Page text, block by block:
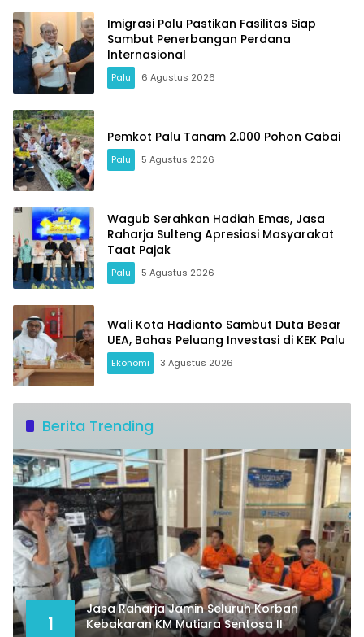
Imigrasi Palu Pastikan Fasilitas Siap
Sambut Penerbangan Perdana
Internasional
Palu 6 Agustus 2026
Pemkot Palu Tanam 2.000 Pohon Cabai
Palu 5 Agustus 2026
Wagub Serahkan Hadiah Emas, Jasa
Raharja Sulteng Apresiasi Masyarakat
Taat Pajak
Palu 5 Agustus 2026
Wali Kota Hadianto Sambut Duta Besar
UEA, Bahas Peluang Investasi di KEK Palu
Ekonomi 3 Agustus 2026
Berita Trending
1
Jasa Raharja Jamin Seluruh Korban
Kebakaran KM Mutiara Sentosa II